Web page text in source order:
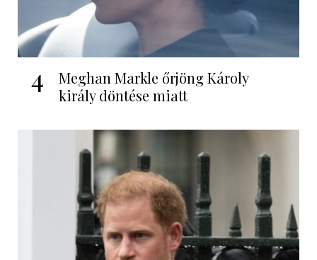
4
Meghan Markle őrjöng Károly
király döntése miatt